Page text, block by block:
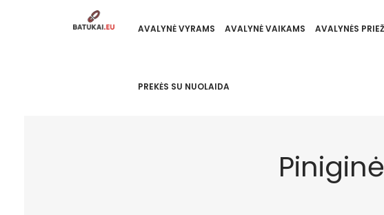
AVALYNĖ VYRAMS AVALYNĖ VAIKAMS AVALYNĖS
PREKĖS SU NUOLAIDA